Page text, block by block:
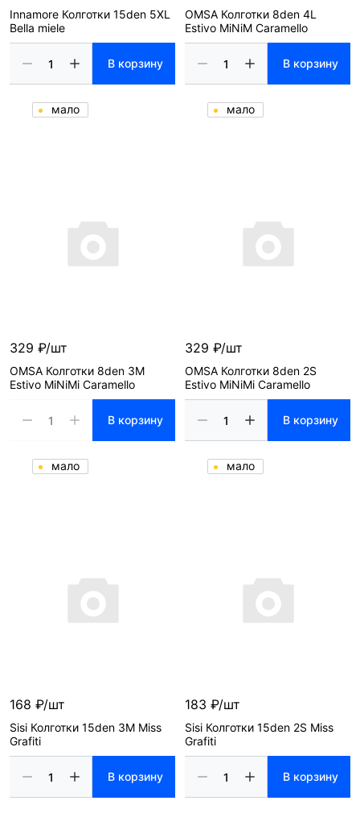
Innamore Колготки 15den 5XL
Bella miele
В корзину
мало
OMSA Колготки 8den 4L
Estivo MiNiM Caramello
В корзину
мало
329 ₽/шт
OMSA Колготки 8den 3M
Estivo MiNiMi Caramello
В корзину
мало
329 ₽/шт
OMSA Колготки 8den 2S
Estivo MiNiMi Caramello
В корзину
мало
168 ₽/шт
Sisi Колготки 15den 3M Miss
Grafiti
В корзину
183 ₽/шт
Sisi Колготки 15den 2S Miss
Grafiti
В корзину